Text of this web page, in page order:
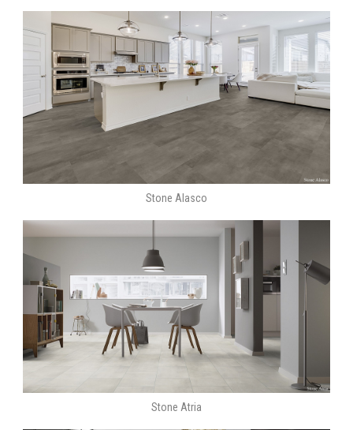
Stone Alasco
Stone Atria